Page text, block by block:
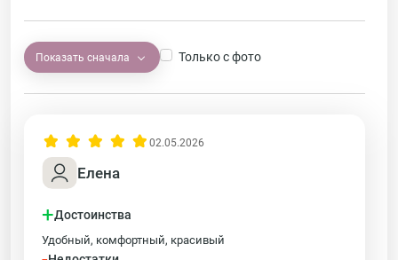
Показать сначала Только с фото
Елена
02.05.2026
+Достоинства
Удобный, комфортный, красивый